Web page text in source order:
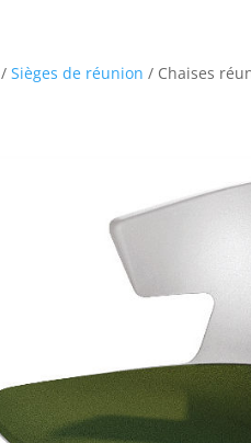
/Sièges de réunion / Chaises